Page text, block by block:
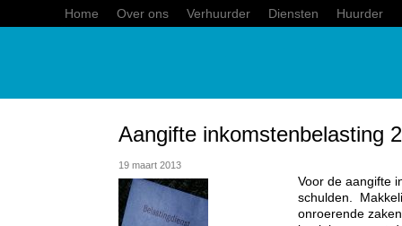
Home Over ons Verhuurder Diensten Huurder
Aangifte inkomstenbelasting
19 maart 2013
Voor de aangifte
schulden.
onroerende